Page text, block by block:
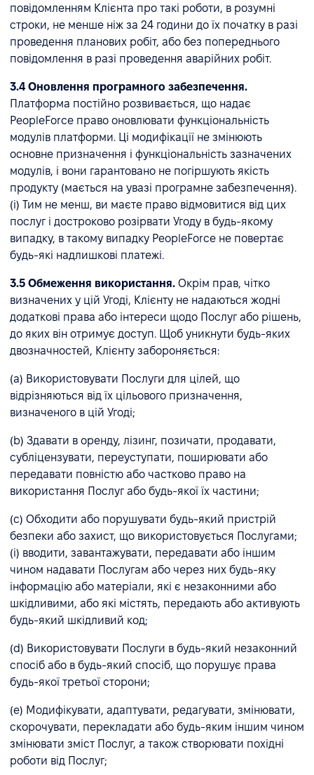
повідомленням Клієнта про такі роботи, в розумні
строки, не менше ніж за 24 години до їх початку в разі
проведення планових робіт, або без попереднього
повідомлення в разі проведення аварійних робіт.
3.4 Оновлення програмного забезпечення.
Платформа постійно розвивається, що надає
PeopleForce право оновлювати функціональність
модулів платформи. Ці модифікації не змінюють
основне призначення і функціональність зазначених
модулів, і вони гарантовано не погіршують якість
продукту (мається на увазі програмне забезпечення).
(i) Тим не менш, ви маєте право відмовитися від цих
послуг і достроково розірвати Угоду в будь-якому
випадку, в такому випадку PeopleForce не повертає
будь-які надлишкові платежі.
3.5 Обмеження використання. Окрім прав, чітко
визначених у цій Угоді, Клієнту не надаються жодні
додаткові права або інтереси щодо Послуг або рішень,
до яких він отримує доступ. Щоб уникнути будь-яких
двозначностей, Клієнту забороняється:
(a) Використовувати Послуги для цілей, що
відрізняються від їх цільового призначення,
визначеного в цій Угоді;
(b) Здавати в оренду, лізинг, позичати, продавати,
субліцензувати, переуступати, поширювати або
передавати повністю або частково право на
використання Послуг або будь-якої їх частини;
(c) Обходити або порушувати будь-який пристрій
безпеки або захист, що використовується Послугами;
(i) вводити, завантажувати, передавати або іншим
чином надавати Послугам або через них будь-яку
інформацію або матеріали, які є незаконними або
шкідливими, або які містять, передають або активують
будь-який шкідливий код;
(d) Використовувати Послуги в будь-який незаконний
спосіб або в будь-який спосіб, що порушує права
будь-якої третьої сторони;
(e) Модифікувати, адаптувати, редагувати, змінювати,
скорочувати, перекладати або будь-яким іншим чином
змінювати зміст Послуг, а також створювати похідні
роботи від Послуг;